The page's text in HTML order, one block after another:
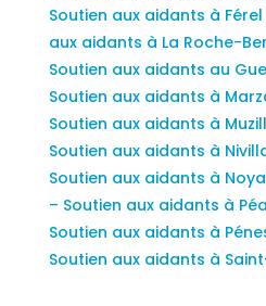
Soutien aux aidants à Férel
aux aidants à La Roche-
Soutien aux aidants au
Soutien aux aidants à
Soutien aux aidants à
Soutien aux aidants à
Soutien aux aidants à
– Soutien aux aidants à
Soutien aux aidants à
Soutien aux aidants à